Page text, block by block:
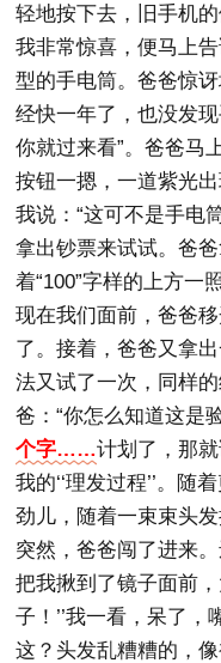
轻地按下去，旧手机
我非常惊喜，便马上
型的手电筒。爸爸惊
经快一年了，也没发
你就过来看”。爸爸马
按钮一摁，一道紫光
我说：“这可不是手电
拿出钞票来试试。爸
着“100”字样的上方一
现在我们面前，爸爸
了。接着，爸爸又拿
法又试了一次，同样
爸：“你怎么知道这是
个字……计划了，那
我的‘‘理发过程’’。随
劲儿，随着一束束头
突然，爸爸闯了进来
把我揪到了镜子面前
子！’’我一看，呆了
这？头发乱糟糟的，